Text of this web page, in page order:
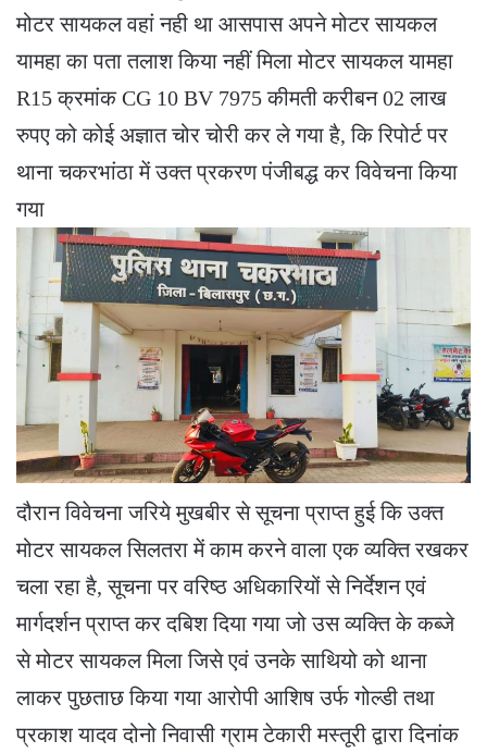
मोटर सायकल वहां नही था आसपास अपने मोटर सायकल
यामहा का पता तलाश किया नहीं मिला मोटर सायकल यामहा
R15 क्रमांक CG 10 BV 7975 कीमती करीबन 02 लाख
रुपए को कोई अज्ञात चोर चोरी कर ले गया है, कि रिपोर्ट पर
थाना चकरभांठा में उक्त प्रकरण पंजीबद्ध कर विवेचना किया
गया
दौरान विवेचना जरिये मुखबीर से सूचना प्राप्त हुई कि उक्त
मोटर सायकल सिलतरा में काम करने वाला एक व्यक्ति रखकर
चला रहा है, सूचना पर वरिष्ठ अधिकारियों से निर्देशन एवं
मार्गदर्शन प्राप्त कर दबिश दिया गया जो उस व्यक्ति के कब्जे
से मोटर सायकल मिला जिसे एवं उनके साथियो को थाना
लाकर पुछताछ किया गया आरोपी आशिष उर्फ गोल्डी तथा
प्रकाश यादव दोनो निवासी ग्राम टेकारी मस्तूरी द्वारा दिनांक